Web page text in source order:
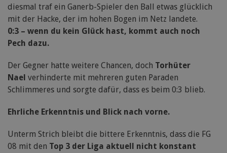
diesmal traf ein Ganerb-Spieler den Ball etwas glücklich
mit der Hacke, der im hohen Bogen im Netz landete.
0:3 – wenn du kein Glück hast, kommt auch noch
Pech dazu.
Der Gegner hatte weitere Chancen, doch Torhüter
Nael verhinderte mit mehreren guten Paraden
Schlimmeres und sorgte dafür, dass es beim 0:3 blieb.
Ehrliche Erkenntnis und Blick nach vorne.
Unterm Strich bleibt die bittere Erkenntnis, dass die FG
08 mit den Top 3 der Liga aktuell nicht konstant